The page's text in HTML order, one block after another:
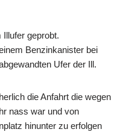
Illufer geprobt.
Benzinkanister bei
Ufer der Ill.
die Anfahrt die wegen
nass war und von
hinunter zu erfolgen